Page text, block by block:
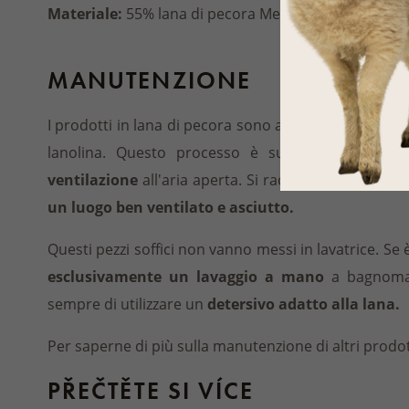
Materiale: 55% lana di pecora Merino, 42%
MANUTENZIONE
I prodotti in lana di pecora sono autopulenti
lanolina. Questo processo è supportato da
ventilazione all'aria aperta. Si raccomanda inoltre
un luogo ben ventilato e asciutto.
Questi pezzi soffici non vanno messi in lavatrice. Se
esclusivamente un lavaggio a mano a
sempre di utilizzare un detersivo adatto alla lana.
Per saperne di più sulla manutenzione di altri
PŘEČTĚTE SI VÍCE